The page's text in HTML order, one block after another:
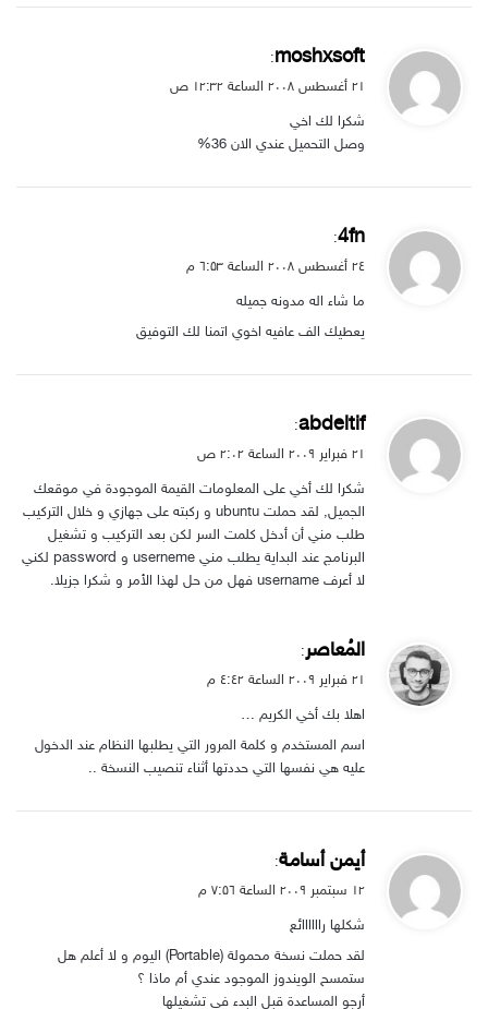
ي
ل
moshxsoft
:
۲۱ أغسطس ۲۰۰۸ الساعة ۱۲:۳۲ ص
شكرا لك اخي
وصل التحميل عندي الان 36%
ي
ل
4fn
:
۲٤ أغسطس ۲۰۰۸ الساعة ٦:۵۳ م
ما شاء اله مدونه جميله
يعطيك الف عافيه اخوي اتمنا لك التوفيق
ي
ل
abdeltif
:
۲۱ فبراير ۲۰۰۹ الساعة ۲:۰۲ ص
شكرا لك أخي على المعلومات القيمة الموجودة في موقعك
الجميل, لقد حملت ubuntu و ركبته على جهازي و خلال التركيب
طلب مني أن أدخل كلمت السر لكن بعد التركيب و تشغيل
البرنامج عند البداية يطلب مني userneme و password لكني
لا أعرف username فهل من حل لهذا الأمر و شكرا جزيلا.
ي
ل
المُعاصر:
۲۱ فبراير ۲۰۰۹ الساعة ٤:٤۲ م
اهلا بك أخي الكريم …
اسم المستخدم و كلمة المرور التي يطلبها النظام عند الدخول
عليه هي نفسها التي حددتها أثناء تنصيب النسخة ..
ي
ل
أيمن أسامة:
۱۲ سبتمبر ۲۰۰۹ الساعة ۷:۵٦ م
شكلها راااااائع
لقد حملت نسخة محمولة (Portable) اليوم و لا أعلم هل
ستمسح الويندوز الموجود عندي أم ماذا ؟
أرجو المساعدة قبل البدء في تشغيلها